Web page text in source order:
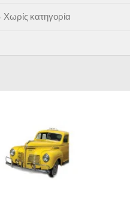
Χωρίς κατηγορία